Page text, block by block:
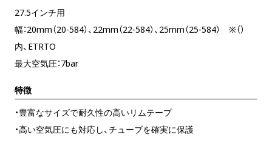
27.5インチ用
幅：20mm（20-584）、22mm（22-584）、25mm（25-584） ※（）
内、ETRTO
最大空気圧：7bar
特徴
・豊富なサイズで耐久性の高いリムテープ
・高い空気圧にも対応し、チューブを確実に保護